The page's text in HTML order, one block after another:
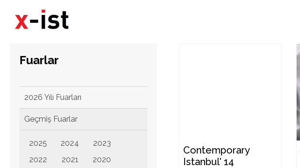
Fuarlar
2026 Yılı Fuarları
Geçmiş Fuarlar
2025 2024
2023
2022
2021
2020
Contemporary
Istanbul' 14